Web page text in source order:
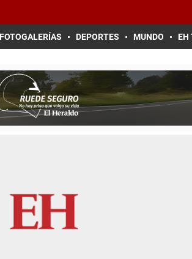
FOTOGALERÍAS DEPORTES MUNDO EH